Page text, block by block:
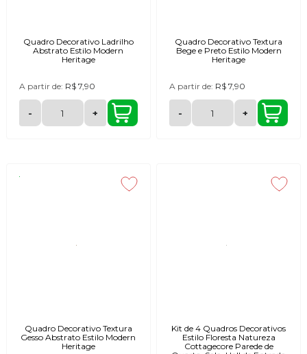
Quadro Decorativo Ladrilho
Abstrato Estilo Modern
Heritage
A partir de: R$ 7,90
- +
Quadro Decorativo Textura
Bege e Preto Estilo Modern
Heritage
A partir de: R$ 7,90
- +
Quadro Decorativo Textura
Gesso Abstrato Estilo Modern
Heritage
Kit de 4 Quadros Decorativos
Estilo Floresta Natureza
Cottagecore Parede de